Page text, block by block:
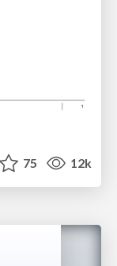
75 12k